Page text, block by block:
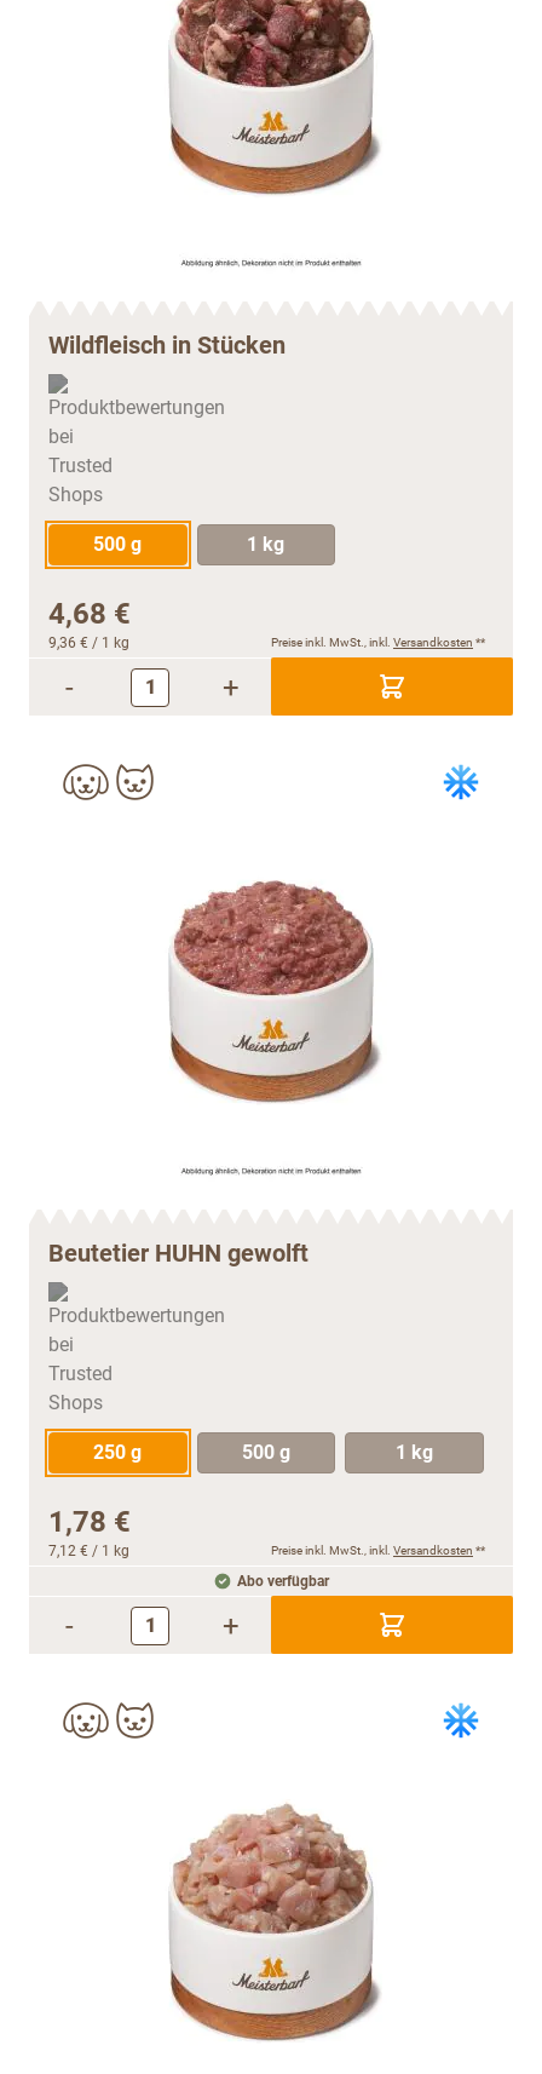
Wildfleisch in Stücken
500 g 1 kg
4,68 €
9,36 € / 1 kg Preise inkl. MwSt., inkl. Versandkosten **
- +
Beutetier HUHN gewolft
250 g 500 g 1 kg
1,78 €
7,12 € / 1 kg Preise inkl. MwSt., inkl. Versandkosten **
Abo verfügbar
- +